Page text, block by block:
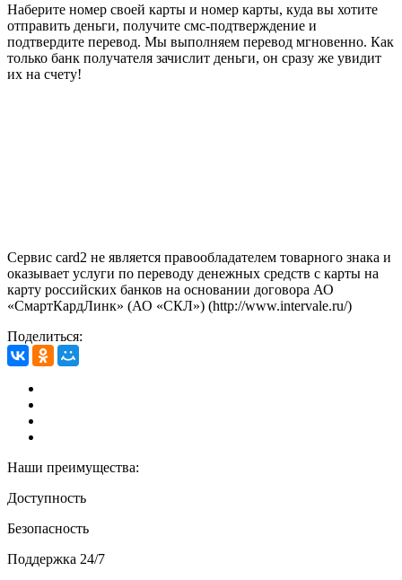
Наберите номер своей карты и номер карты, куда вы хотите
отправить деньги, получите смс-подтверждение и
подтвердите перевод. Мы выполняем перевод мгновенно. Как
только банк получателя зачислит деньги, он сразу же увидит
их на счету!
Сервис card2 не является правообладателем товарного знака и
оказывает услуги по переводу денежных средств с карты на
карту российских банков на основании договора АО
«СмартКардЛинк» (АО «СКЛ») (http://www.intervale.ru/)
Поделиться:
Наши преимущества:
Доступность
Безопасность
Поддержка 24/7